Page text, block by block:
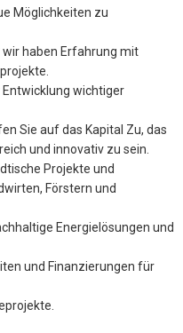
Möglichkeiten zu
haben Erfahrung mit
wichtiger
Sie auf das Kapital Zu, das
und innovativ zu sein.
Projekte und
Förstern und
Energielösungen und
und Finanzierungen für